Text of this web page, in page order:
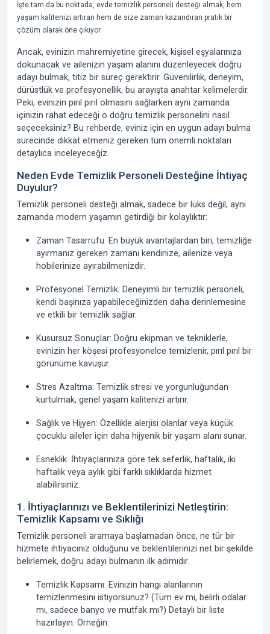
İşte tam da bu noktada, evde temizlik personeli desteği almak, hem
yaşam kalitenizi artıran hem de size zaman kazandıran pratik bir
çözüm olarak öne çıkıyor.
Ancak, evinizin mahremiyetine girecek, kişisel eşyalarınıza
dokunacak ve ailenizin yaşam alanını düzenleyecek doğru
adayı bulmak, titiz bir süreç gerektirir. Güvenilirlik, deneyim,
dürüstlük ve profesyonellik, bu arayışta anahtar kelimelerdir.
Peki, evinizin pırıl pırıl olmasını sağlarken aynı zamanda
içinizin rahat edeceği o doğru temizlik personelini nasıl
seçeceksiniz? Bu rehberde, eviniz için en uygun adayı bulma
sürecinde dikkat etmeniz gereken tüm önemli noktaları
detaylıca inceleyeceğiz.
Neden Evde Temizlik Personeli Desteğine İhtiyaç
Duyulur?
Temizlik personeli desteği almak, sadece bir lüks değil, aynı
zamanda modern yaşamın getirdiği bir kolaylıktır:
Zaman Tasarrufu: En büyük avantajlardan biri, temizliğe
ayırmanız gereken zamanı kendinize, ailenize veya
hobilerinize ayırabilmenizdir.
Profesyonel Temizlik: Deneyimli bir temizlik personeli,
kendi başınıza yapabileceğinizden daha derinlemesine
ve etkili bir temizlik sağlar.
Kusursuz Sonuçlar: Doğru ekipman ve tekniklerle,
evinizin her köşesi profesyonelce temizlenir, pırıl pırıl bir
görünüme kavuşur.
Stres Azaltma: Temizlik stresi ve yorgunluğundan
kurtulmak, genel yaşam kalitenizi artırır.
Sağlık ve Hijyen: Özellikle alerjisi olanlar veya küçük
çocuklu aileler için daha hijyenik bir yaşam alanı sunar.
Esneklik: İhtiyaçlarınıza göre tek seferlik, haftalık, iki
haftalık veya aylık gibi farklı sıklıklarda hizmet
alabilirsiniz.
1. İhtiyaçlarınızı ve Beklentilerinizi Netleştirin:
Temizlik Kapsamı ve Sıklığı
Temizlik personeli aramaya başlamadan önce, ne tür bir
hizmete ihtiyacınız olduğunu ve beklentilerinizi net bir şekilde
belirlemek, doğru adayı bulmanın ilk adımıdır.
Temizlik Kapsamı: Evinizin hangi alanlarının
temizlenmesini istiyorsunuz? (Tüm ev mi, belirli odalar
mı, sadece banyo ve mutfak mı?) Detaylı bir liste
hazırlayın. Örneğin: